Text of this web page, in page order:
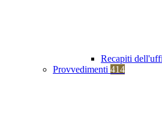
Recapiti
Provvedimenti 414